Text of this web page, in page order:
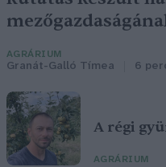
AGRÁRIUM
Granát-Galló Tímea 6
A régi
AGRÁRIUM